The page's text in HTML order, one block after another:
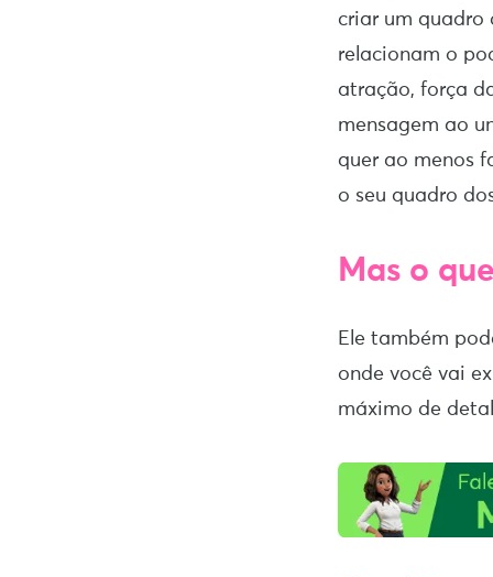
criar um quadro
relacionam o
atração, força
mensagem ao
quer ao menos
o seu quadro
Mas o
Ele também
onde você vai
máximo de